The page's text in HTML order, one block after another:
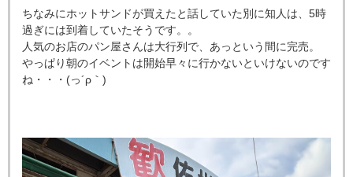
ちなみにホットサンドが買えたと話していた別に知人は、5時
過ぎには到着していたそうです。。
人気のお店のパン屋さんは⁡大行列⁡で、⁡あっという間に完売⁡。
やっぱり朝のイベントは開始早々に行かないといけないのです
ね・・・(っ´ρ ｀ )